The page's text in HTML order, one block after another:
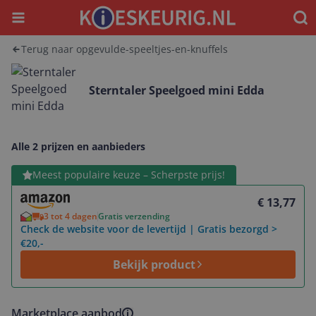
Menu
Terug naar opgevulde-speeltjes-en-knuffels
Sterntaler Speelgoed mini Edda
Alle 2 prijzen en aanbieders
Meest populaire keuze – Scherpste prijs!
€ 13,77
3 tot 4 dagenGratis verzending
Check de website voor de levertijd | Gratis bezorgd >
€20,-
Bekijk product
Bekijk product